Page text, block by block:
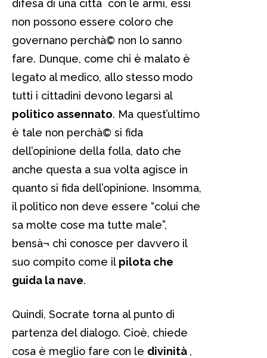
difesa di una città con le armi, essi
non possono essere coloro che
governano perchà© non lo sanno
fare. Dunque, come chi è malato è
legato al medico, allo stesso modo
tutti i cittadini devono legarsi al
politico assennato. Ma quest’ultimo
è tale non perchà© si fida
dell’opinione della folla, dato che
anche questa a sua volta agisce in
quanto si fida dell’opinione. Insomma,
il politico non deve essere “colui che
sa molte cose ma tutte male”,
bensà¬ chi conosce per davvero il
suo compito come il pilota che
guida la nave.
Quindi, Socrate torna al punto di
partenza del dialogo. Cioè, chiede
cosa è meglio fare con le divinità ,